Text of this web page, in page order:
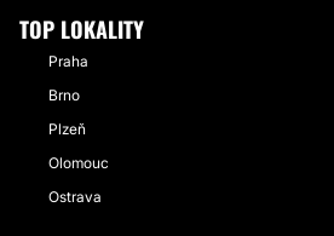
TOP LOKALITY
Praha
Brno
Plzeň
Olomouc
Ostrava